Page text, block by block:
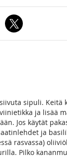
sipuli. Keitä
ja lisää
Jos käytät
ja
rasvassa)
Pilko